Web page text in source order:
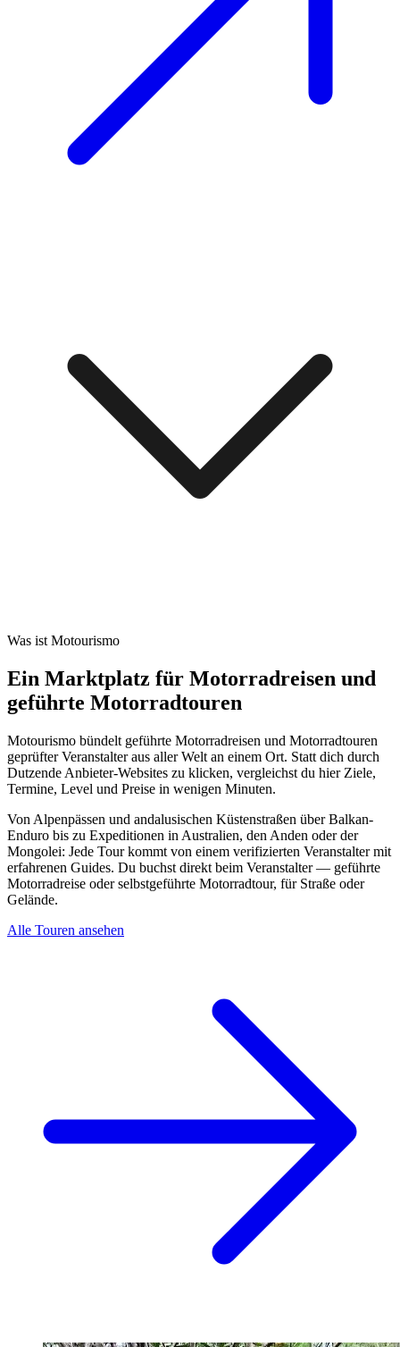
Was ist Motourismo
Ein Marktplatz für Motorradreisen und
geführte Motorradtouren
Motourismo bündelt geführte Motorradreisen und Motorradtouren
geprüfter Veranstalter aus aller Welt an einem Ort. Statt dich durch
Dutzende Anbieter-Websites zu klicken, vergleichst du hier Ziele,
Termine, Level und Preise in wenigen Minuten.
Von Alpenpässen und andalusischen Küstenstraßen über Balkan-
Enduro bis zu Expeditionen in Australien, den Anden oder der
Mongolei: Jede Tour kommt von einem verifizierten Veranstalter mit
erfahrenen Guides. Du buchst direkt beim Veranstalter — geführte
Motorradreise oder selbstgeführte Motorradtour, für Straße oder
Gelände.
Alle Touren ansehen